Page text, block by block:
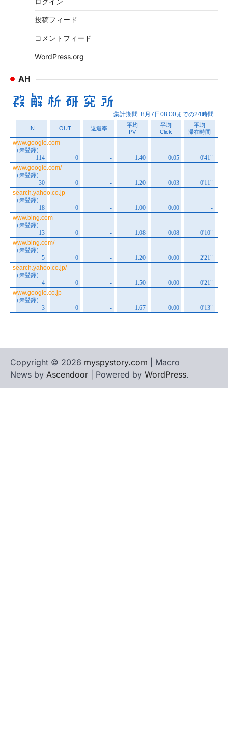
投稿フィード
コメントフィード
WordPress.org
AH
Copyright © 2026 myspystory.com | Macro
News by Ascendoor | Powered by WordPress.